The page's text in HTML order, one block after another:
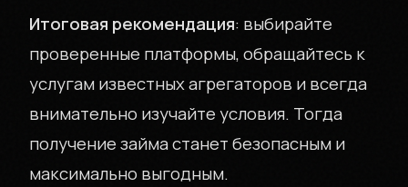
Итоговая рекомендация: выбирайте
проверенные платформы, обращайтесь к
услугам известных агрегаторов и всегда
внимательно изучайте условия. Тогда
получение займа станет безопасным и
максимально выгодным.